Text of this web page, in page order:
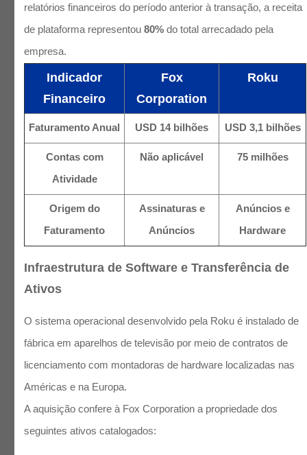
relatórios financeiros do período anterior à transação, a receita
de plataforma representou80% do total arrecadado pela
empresa.
Indicador
Financeiro
Fox
Corporation
Roku
Faturamento Anual USD 14 bilhões USD 3,1 bilhões
Contas com
Atividade
Não aplicável 75 milhões
Origem do
Faturamento
Assinaturas e
Anúncios
Anúncios e
Hardware
Infraestrutura de Software e Transferência de
Ativos
O sistema operacional desenvolvido pela Roku é instalado de
fábrica em aparelhos de televisão por meio de contratos de
licenciamento com montadoras de hardware localizadas nas
Américas e na Europa.
A aquisição confere à Fox Corporation a propriedade dos
seguintes ativos catalogados: